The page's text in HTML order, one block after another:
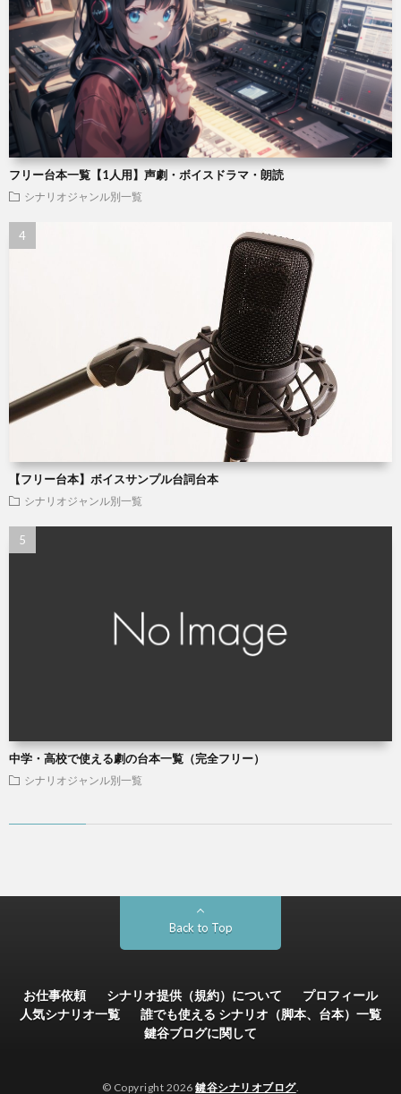
フリー台本一覧【1人用】声劇・ボイスドラマ・朗読
シナリオジャンル別一覧
【フリー台本】ボイスサンプル台詞台本
シナリオジャンル別一覧
中学・高校で使える劇の台本一覧（完全フリー）
シナリオジャンル別一覧
Back to Top
お仕事依頼 シナリオ提供（規約）について
プロフィール
人気シナリオ一覧
誰でも使える シナリオ（脚本、台本）一覧
鍵谷ブログに関して
© Copyright 2026鍵谷シナリオブログ.